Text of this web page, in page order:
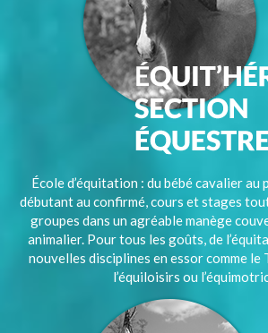
École d’équitation : du bébé cavalier au
débutant au confirmé, cours et stages
groupes dans un agréable manège
animalier. Pour tous les goûts, de
nouvelles disciplines en essor comme le
l’équiloisirs ou